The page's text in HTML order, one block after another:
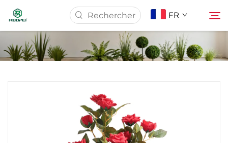
FR
À Propos De Nous